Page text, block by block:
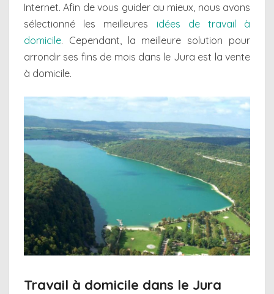
Internet. Afin de vous guider au mieux, nous avons
sélectionné les meilleures idées de travail à
domicile. Cependant, la meilleure solution pour
arrondir ses fins de mois dans le Jura est la vente
à domicile.
Travail à domicile dans le Jura